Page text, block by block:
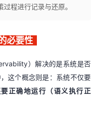
程进行记录与还原。
必要性
）解决的是系统是否
这个概念则是：系统不仅要
正确地运行（语义执行正